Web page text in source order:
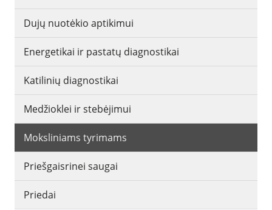
Dujų nuotėkio aptikimui
Energetikai ir pastatų diagnostikai
Katilinių diagnostikai
Medžioklei ir stebėjimui
Moksliniams tyrimams
Priešgaisrinei saugai
Priedai